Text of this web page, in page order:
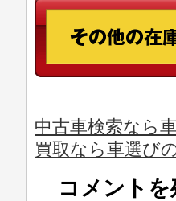
中古車検索なら
買取なら車選び
コメントを